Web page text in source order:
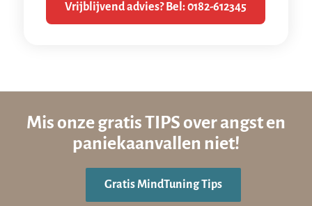
Vrijblijvend advies? Bel: 0182-612345
Mis onze gratis TIPS over angst en
paniekaanvallen niet!
Gratis MindTuning Tips